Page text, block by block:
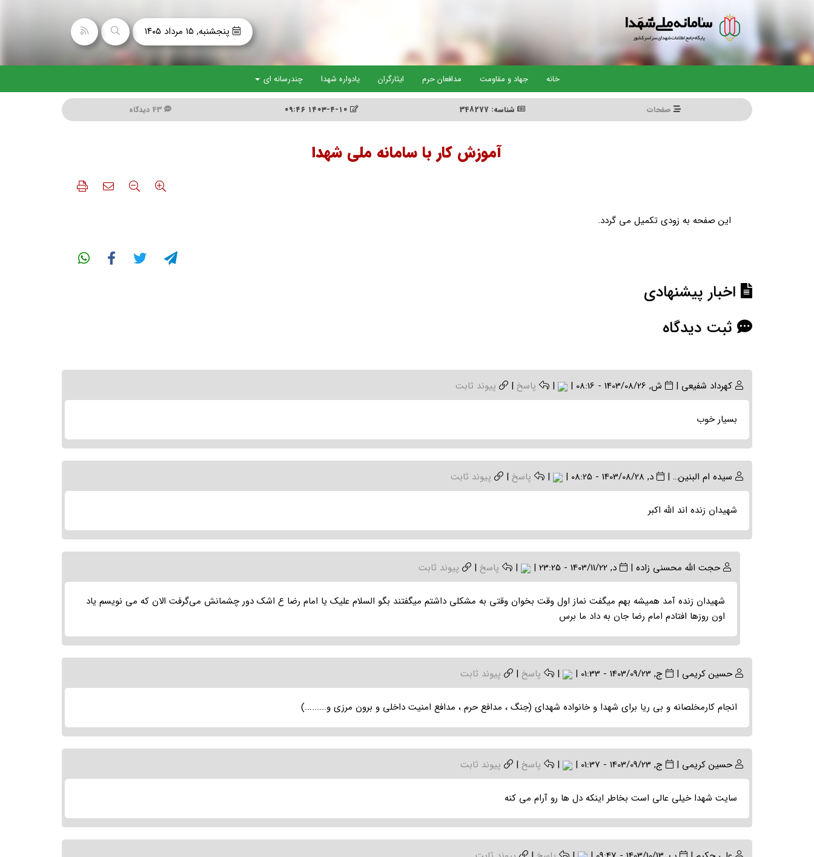
محتوای
اصلی
پنجشنبه, ۱۵ مرداد ۱۴۰۵
خانه جهاد و مقاومت مدافعان حرم ایثارگران یادواره شهدا چندرسانه ای
صفحات شناسه: 348277 ۱۴۰۳-۴-۱۰ ۰۹:۴۶ 43 دیدگاه
آموزش کار با سامانه ملی شهدا
این صفحه به زودی تکمیل می گردد.
اخبار پیشنهادی
ثبت دیدگاه
کهرداد شفیعی | ش, 1403/08/26 - 08:16 |
| پاسخ | پیوند ثابت
بسیار خوب
سیده ام البنین… | د, 1403/08/28 - 08:25 |
| پاسخ | پیوند ثابت
شهیدان زنده اند الله اکبر
In
reply
(بدون
by
سیده
ام
البنین…
حجت الله محسنی زاده | د, 1403/11/22 - 23:25 |
| پاسخ | پیوند ثابت
شهیدان زنده آمد همیشه بهم میگفت نماز اول وقت بخوان وقتی به مشکلی داشتم میگفتند بگو السلام علیک یا امام رضا ع اشک دور چشمانش می‌گرفت الان که می نویسم یاد
اون روزها افتادم امام رضا جان به داد ما برس
حسین کریمی | ج, 1403/09/23 - 01:33 |
| پاسخ | پیوند ثابت
انجام کارمخلصانه و بی ریا برای شهدا و خانواده شهدای (جنگ ، مدافع حرم ، مدافع امنیت داخلی و برون مرزی و.........)
حسین کریمی | ج, 1403/09/23 - 01:37 |
| پاسخ | پیوند ثابت
سایت شهدا خیلی عالی است بخاطر اینکه دل ها رو آرام می کنه